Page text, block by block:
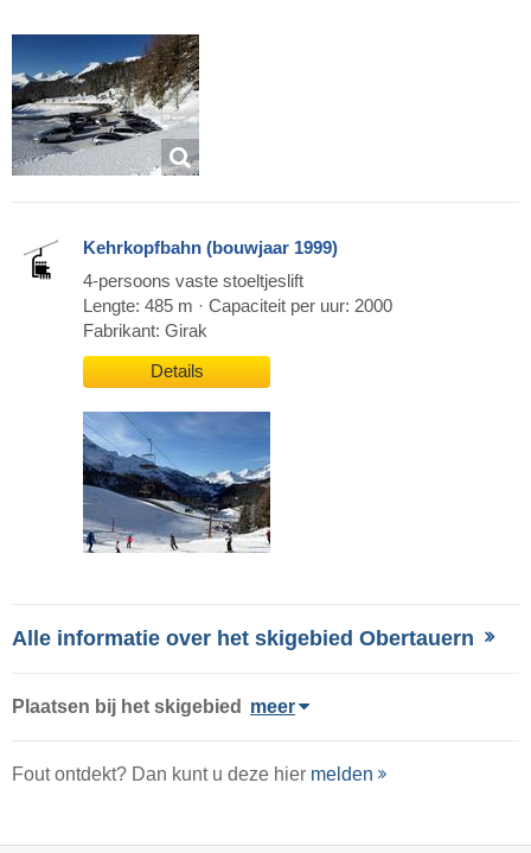
Kehrkopfbahn (bouwjaar 1999)
4-persoons vaste stoeltjeslift
Lengte: 485 m · Capaciteit per uur: 2000
Fabrikant: Girak
Details
Alle informatie over het skigebied Obertauern
Plaatsen bij het skigebied meer
Fout ontdekt? Dan kunt u deze hier melden